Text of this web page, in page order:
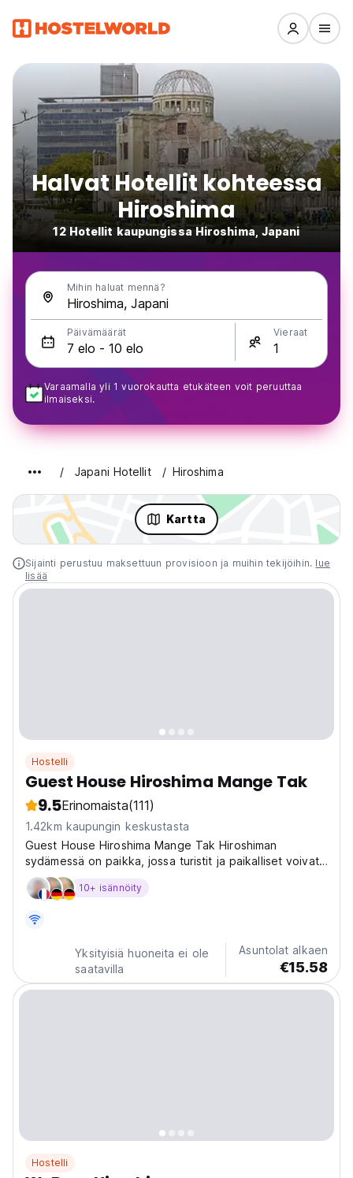
Halvat Hotellit kohteessa
Hiroshima
12 Hotellit kaupungissa Hiroshima, Japani
Mihin haluat mennä?
Päivämäärät Vieraat
Varaamalla yli 1 vuorokautta etukäteen voit peruuttaa
ilmaiseksi.
Japani Hotellit Hiroshima
Kartta
Sijainti perustuu maksettuun provisioon ja muihin tekijöihin. lue
lisää
Hostelli
Guest House Hiroshima Mange Tak
9.5Erinomaista(111)
1.42km kaupungin keskustasta
Guest House Hiroshima Mange Tak Hiroshiman
sydämessä on paikka, jossa turistit ja paikalliset voivat
tavata, keskustella ja ystävystyä ilman epäröintiä tai
rajoituksia.10+ isännöity
Yksityisiä huoneita ei ole
saatavilla
Asuntolat alkaen
€15.58
Hostelli